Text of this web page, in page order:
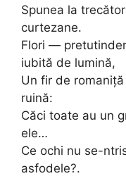
Spunea la
curtezane.
Flori —
iubită de lumină,
Un fir de
ruină:
Căci toate au un
ele…
Ce ochi nu se-
asfodele?.